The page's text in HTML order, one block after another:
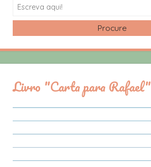
Search
Livro "Carta para Rafael"